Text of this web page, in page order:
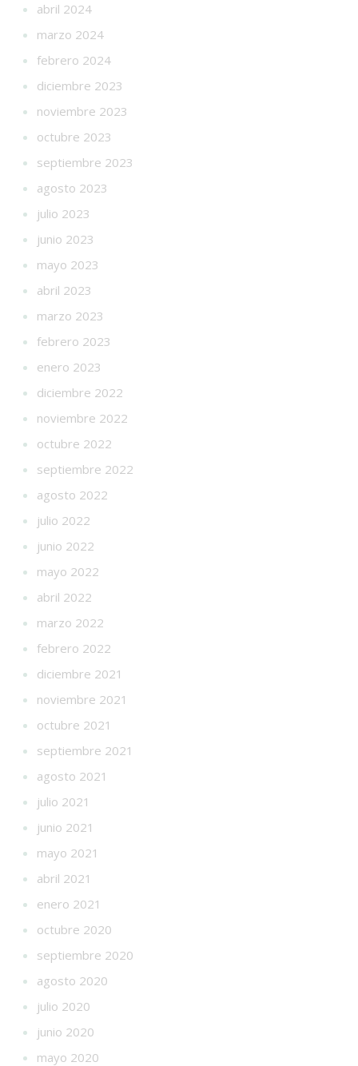
abril 2024
marzo 2024
febrero 2024
diciembre 2023
noviembre 2023
octubre 2023
septiembre 2023
agosto 2023
julio 2023
junio 2023
mayo 2023
abril 2023
marzo 2023
febrero 2023
enero 2023
diciembre 2022
noviembre 2022
octubre 2022
septiembre 2022
agosto 2022
julio 2022
junio 2022
mayo 2022
abril 2022
marzo 2022
febrero 2022
diciembre 2021
noviembre 2021
octubre 2021
septiembre 2021
agosto 2021
julio 2021
junio 2021
mayo 2021
abril 2021
enero 2021
octubre 2020
septiembre 2020
agosto 2020
julio 2020
junio 2020
mayo 2020